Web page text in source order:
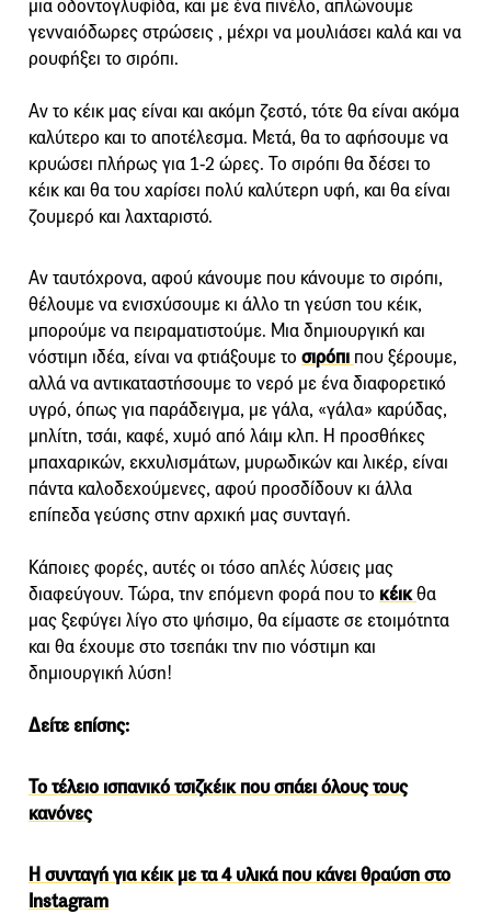
μια οδοντογλυφίδα, και με ένα πινέλο, απλώνουμε
γενναιόδωρες στρώσεις , μέχρι να μουλιάσει καλά και να
ρουφήξει το σιρόπι.
Αν το κέικ μας είναι και ακόμη ζεστό, τότε θα είναι ακόμα
καλύτερο και το αποτέλεσμα. Μετά, θα το αφήσουμε να
κρυώσει πλήρως για 1-2 ώρες. Το σιρόπι θα δέσει το
κέικ και θα του χαρίσει πολύ καλύτερη υφή, και θα είναι
ζουμερό και λαχταριστό.
Αν ταυτόχρονα, αφού κάνουμε που κάνουμε το σιρόπι,
θέλουμε να ενισχύσουμε κι άλλο τη γεύση του κέικ,
μπορούμε να πειραματιστούμε. Μια δημιουργική και
νόστιμη ιδέα, είναι να φτιάξουμε το σιρόπι που ξέρουμε,
αλλά να αντικαταστήσουμε το νερό με ένα διαφορετικό
υγρό, όπως για παράδειγμα, με γάλα, «γάλα» καρύδας,
μηλίτη, τσάι, καφέ, χυμό από λάιμ κλπ. Η προσθήκες
μπαχαρικών, εκχυλισμάτων, μυρωδικών και λικέρ, είναι
πάντα καλοδεχούμενες, αφού προσδίδουν κι άλλα
επίπεδα γεύσης στην αρχική μας συνταγή.
Κάποιες φορές, αυτές οι τόσο απλές λύσεις μας
διαφεύγουν. Τώρα, την επόμενη φορά που το κέικθα
μας ξεφύγει λίγο στο ψήσιμο, θα είμαστε σε ετοιμότητα
και θα έχουμε στο τσεπάκι την πιο νόστιμη και
δημιουργική λύση!
Δείτε επίσης:
Το τέλειο ισπανικό τσιζκέικ που σπάει όλους τους
κανόνες
H συνταγή για κέικ με τα 4 υλικά που κάνει θραύση στο
Instagram